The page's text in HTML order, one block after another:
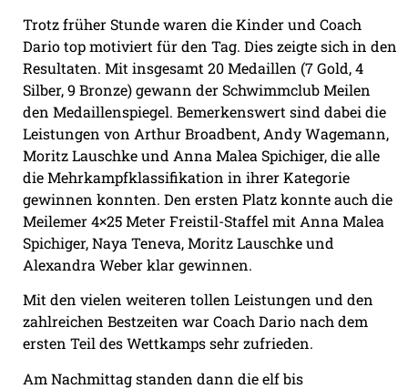
Trotz früher Stunde waren die Kinder und Coach
Dario top motiviert für den Tag. Dies zeigte sich in den
Resultaten. Mit insgesamt 20 Medaillen (7 Gold, 4
Silber, 9 Bronze) gewann der Schwimmclub Meilen
den Medaillenspiegel. Bemerkenswert sind dabei die
Leistungen von Arthur Broadbent, Andy Wagemann,
Moritz Lauschke und Anna Malea Spichiger, die alle
die Mehrkampfklassifikation in ihrer Kategorie
gewinnen konnten. Den ersten Platz konnte auch die
Meilemer 4×25 Meter Freistil-Staffel mit Anna Malea
Spichiger, Naya Teneva, Moritz Lauschke und
Alexandra Weber klar gewinnen.
Mit den vielen weiteren tollen Leistungen und den
zahlreichen Bestzeiten war Coach Dario nach dem
ersten Teil des Wettkamps sehr zufrieden.
Am Nachmittag standen dann die elf bis